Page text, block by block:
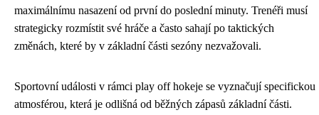
maximálnímu nasazení od první do poslední minuty. Trenéři musí
strategicky rozmístit své hráče a často sahají po taktických
změnách, které by v základní části sezóny nezvažovali.
Sportovní události v rámci play off hokeje se vyznačují specifickou
atmosférou, která je odlišná od běžných zápasů základní části.